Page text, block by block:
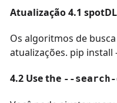
Atualização 4.1 spotDL
Os algoritmos de
atualizações. pip
4.2 Use the --search-